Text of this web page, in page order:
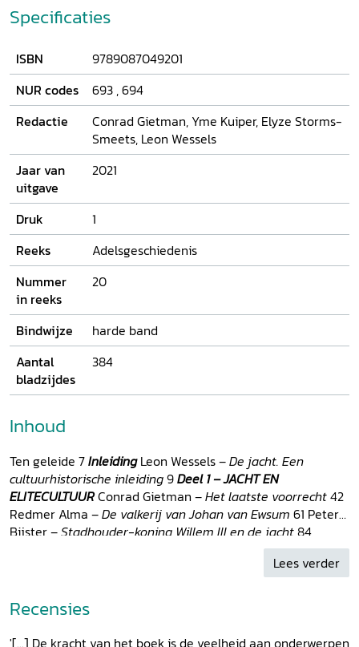
dit boek aan de orde. Auteurs uit verschillende
vakgebieden (geschiedenis, antropologie, geografie,
aan de bundel. Als rode draad fungeert het spanningsveld
tussen jachtrecht en jachtpraktijk dat in deze bundel
vanuit een cultuurhistorisch perspectief wordt bezien.
Specificaties
ISBN
9789087049201
NUR codes
693 ,694
Redactie
Conrad Gietman, Yme Kuiper, Elyze Storms-
Smeets, Leon Wessels
Jaar van
uitgave
2021
Druk
1
Reeks
Adelsgeschiedenis
Nummer
in reeks
20
Bindwijze
harde band
Aantal
bladzijdes
384
Inhoud
Ten geleide 7InleidingLeon Wessels –De jacht. Een
cultuurhistorische inleiding9Deel 1 – JACHT EN
ELITECULTUURConrad Gietman –Het laatste voorrecht42
Redmer Alma –De valkerij van Johan van Ewsum 61 Peter
Bijster –Stadhouder-koning Willem III en de jacht84
De adellijke jacht op Brabantse
landgoederen in de negentiende en twintigste eeuw104
van tradities? De jacht op landgoed Middachten rond 1900
121 Aafke Brunt –
Twickel142Deel 2 – LANDSCHAP EN VERBEELDINGYme
Lees verder
Recensies